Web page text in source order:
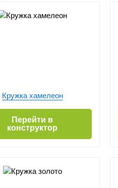
Кружка хамелеон
Перейти в
конструктор